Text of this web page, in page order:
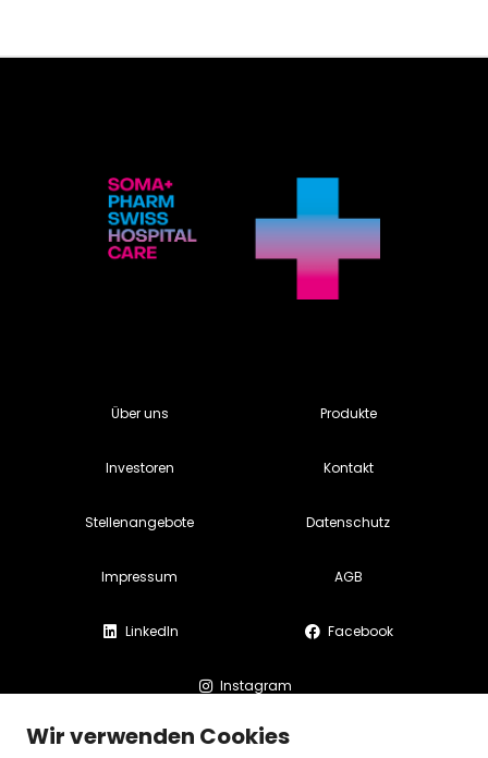
Über uns Produkte
Investoren Kontakt
Stellenangebote Datenschutz
Impressum AGB
LinkedIn Facebook
Instagram
Wir verwenden Cookies